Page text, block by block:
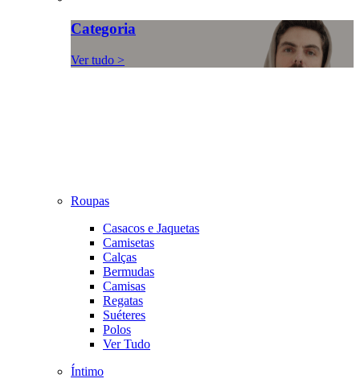
Categoria
Ver tudo >
Roupas
Casacos e Jaquetas
Camisetas
Calças
Bermudas
Camisas
Regatas
Suéteres
Polos
Ver Tudo
Íntimo